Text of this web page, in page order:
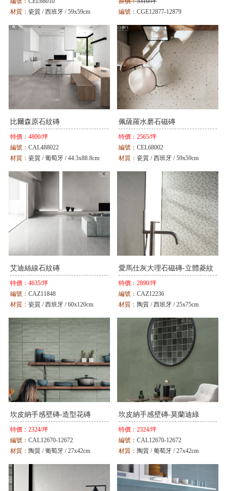
材質： 瓷質 / 西班牙 / 59x59cm
編號： CGE12877-12879
顏色：
米 / 灰 / 黑
比爾森原石紋磚
特價： 4800/坪
編號： CAL488022
材質： 瓷質 / 葡萄牙 / 44.3x88.8cm
佩薩羅水磨石磁磚
特價： 2565/坪
編號： CEL68002
材質： 瓷質 / 西班牙 / 59x59cm
艾迪絲線石紋磚
特價： 4635/坪
編號： CAZ11848
材質： 瓷質 / 西班牙 / 60x120cm
愛馬仕灰大理石磁磚-立體菱紋
特價： 2890/坪
編號： CAZ12236
材質： 陶質 / 西班牙 / 25x75cm
坎皮納手感壁磚-造型花磚
特價： 2324/坪
編號： CAL12670-12672
材質： 陶質 / 葡萄牙 / 27x42cm
坎皮納手感壁磚-莫蘭迪綠
特價： 2324/坪
編號： CAL12670-12672
材質： 陶質 / 葡萄牙 / 27x42cm